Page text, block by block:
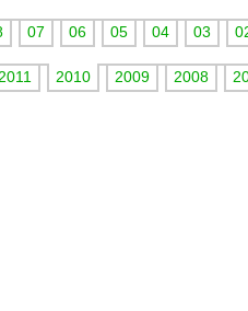
07 06 05 04 03
2010 2009 2008